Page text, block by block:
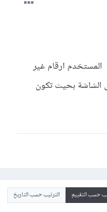
ارقام غير
الشاشة بحيث تكون
حسب التقييم الترتيب حسب التاريخ